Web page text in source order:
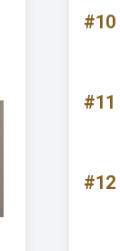
#10
#11
#12